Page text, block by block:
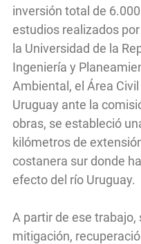
inversión total de
estudios realizados
la Universidad de la
Ingeniería y
Ambiental, el Área
Uruguay ante la
obras, se estableció
kilómetros de
costanera sur donde
efecto del río Uruguay.
A partir de ese trabajo,
mitigación,